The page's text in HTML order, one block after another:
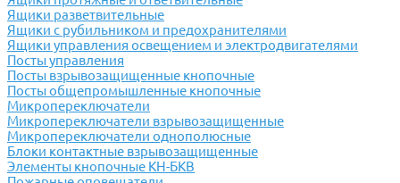
Ящики разветвительные
Ящики с рубильником и предохранителями
Ящики управления освещением и электродвигателями
Посты управления
Посты взрывозащищенные кнопочные
Посты общепромышленные кнопочные
Микропереключатели
Микропереключатели взрывозащищенные
Микропереключатели однополюсные
Блоки контактные взрывозащищенные
Элементы кнопочные КН-БКВ